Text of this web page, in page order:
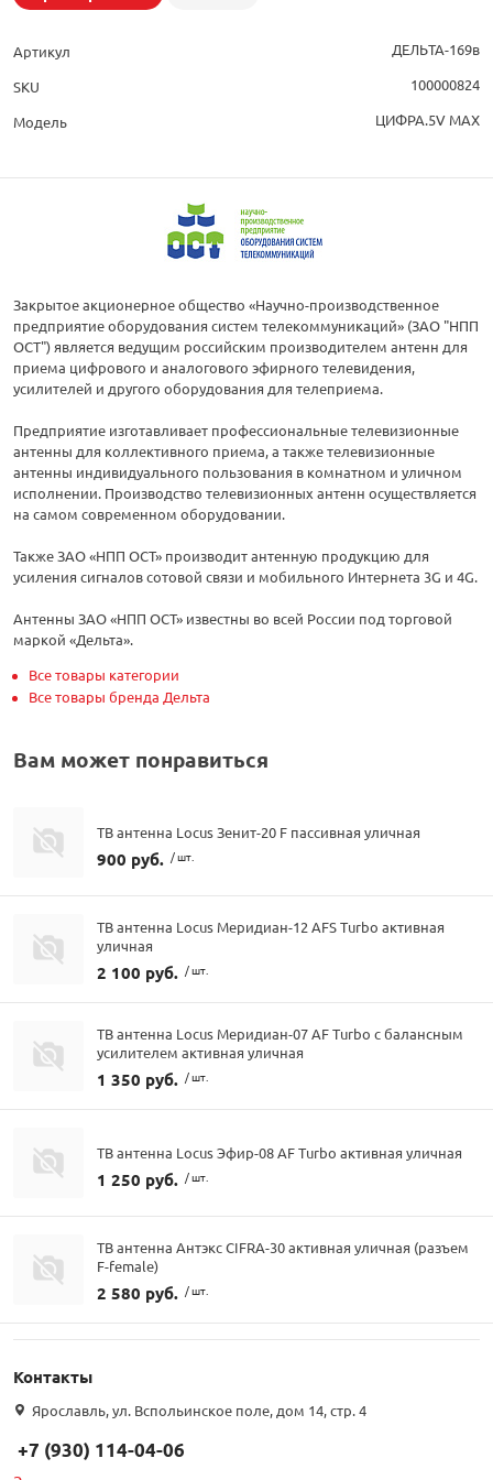
Артикул
ДЕЛЬТА-169в
SKU
100000824
Модель
ЦИФРА.5V MAX
Закрытое акционерное общество «Научно-производственное
предприятие оборудования систем телекоммуникаций» (ЗАО "НПП
ОСТ") является ведущим российским производителем антенн для
приема цифрового и аналогового эфирного телевидения,
усилителей и другого оборудования для телеприема.
Предприятие изготавливает профессиональные телевизионные
антенны для коллективного приема, а также телевизионные
антенны индивидуального пользования в комнатном и уличном
исполнении. Производство телевизионных антенн осуществляется
на самом современном оборудовании.
Также ЗАО «НПП ОСТ» производит антенную продукцию для
усиления сигналов сотовой связи и мобильного Интернета 3G и 4G.
Антенны ЗАО «НПП ОСТ» известны во всей России под торговой
маркой «Дельта».
Все товары категории
Все товары бренда Дельта
Вам может понравиться
ТВ антенна Locus Зенит-20 F пассивная уличная
900 руб. / шт.
ТВ антенна Locus Меридиан-12 AFS Turbo активная
уличная
2 100 руб. / шт.
ТВ антенна Locus Меридиан-07 AF Turbo с балансным
усилителем активная уличная
1 350 руб. / шт.
ТВ антенна Locus Эфир-08 AF Turbo активная уличная
1 250 руб. / шт.
ТВ антенна Антэкс CIFRA-30 активная уличная (разъем
F-female)
2 580 руб. / шт.
Контакты
Ярославль, ул. Вспольинское поле, дом 14, стр. 4
+7 (930) 114-04-06